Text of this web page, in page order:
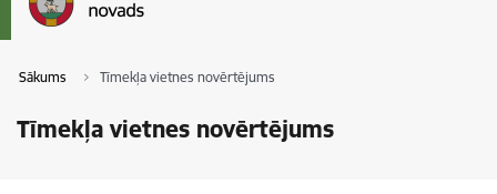
Sākums Tīmekļa vietnes novērtējums
Tīmekļa vietnes novērtējums